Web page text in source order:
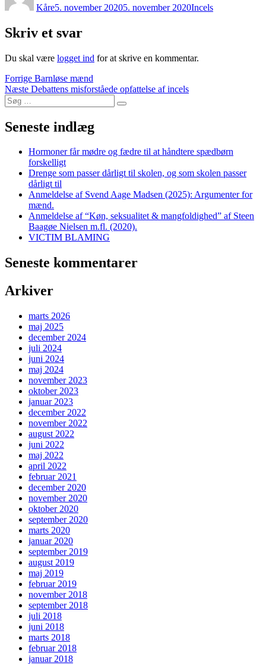
Kåre5. november 20205. november 2020Incels
Skriv et svar
Du skal være logget ind for at skrive en kommentar.
Indlægsnavigation
Forrige Forrige
indlæg:
Barnløse mænd
Næste Næste
Debattens misforståede opfattelse af incels
Søg
efter:
Søg
Seneste indlæg
Hormoner får mødre og fædre til at håndtere spædbørn
forskelligt
Drenge som passer dårligt til skolen, og som skolen passer
dårligt til
Anmeldelse af Svend Aage Madsen (2025): Argumenter for
mænd.
Anmeldelse af “Køn, seksualitet & mangfoldighed” af Steen
Baagøe Nielsen m.fl. (2020).
VICTIM BLAMING
Seneste kommentarer
Arkiver
marts 2026
maj 2025
december 2024
juli 2024
juni 2024
maj 2024
november 2023
oktober 2023
januar 2023
december 2022
november 2022
august 2022
juni 2022
maj 2022
april 2022
februar 2021
december 2020
november 2020
oktober 2020
september 2020
marts 2020
januar 2020
september 2019
august 2019
maj 2019
februar 2019
november 2018
september 2018
juli 2018
juni 2018
marts 2018
februar 2018
januar 2018